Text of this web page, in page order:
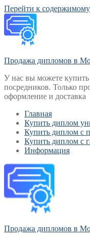
Перейти к содержимому
Продажа дипломов в
У нас вы можете
посредников. Только
оформление и доставка
Главная
Купить диплом
Купить диплом с
Купить диплом с
Информация
Продажа дипломов в